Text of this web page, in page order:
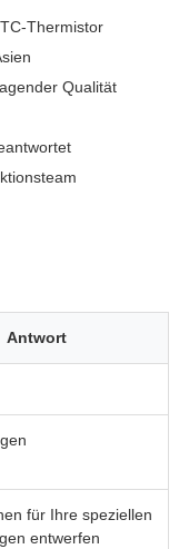
Thermistor
Qualität
Antwort
für Ihre speziellen
entwerfen